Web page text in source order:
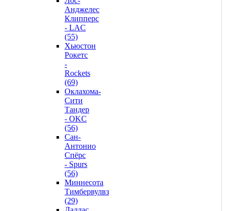
Анджелес
Клипперс
- LAC
(55)
Хьюстон
Рокетс
-
Rockets
(69)
Оклахома-
Сити
Тандер
- OKC
(56)
Сан-
Антонио
Спёрс
- Spurs
(56)
Миннесота
Тимбервулвз
(29)